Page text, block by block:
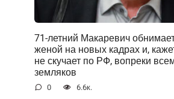
71-летний Макаревич
женой на новых кадрах и,
не скучает по РФ, вопреки
земляков
0 6.6к.